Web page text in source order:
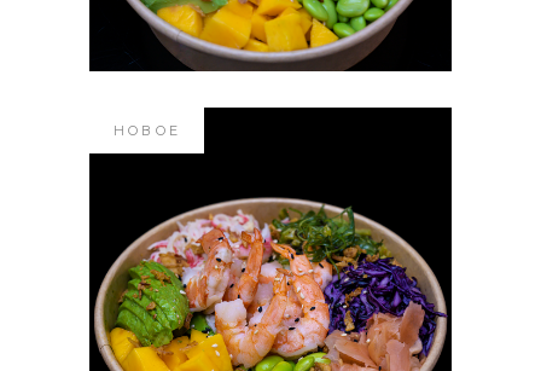
12.50 €
В КОРЗИНУ
НОВОЕ
#143 ПОКЕ БОУЛ С
КРЕВЕТКОЙ